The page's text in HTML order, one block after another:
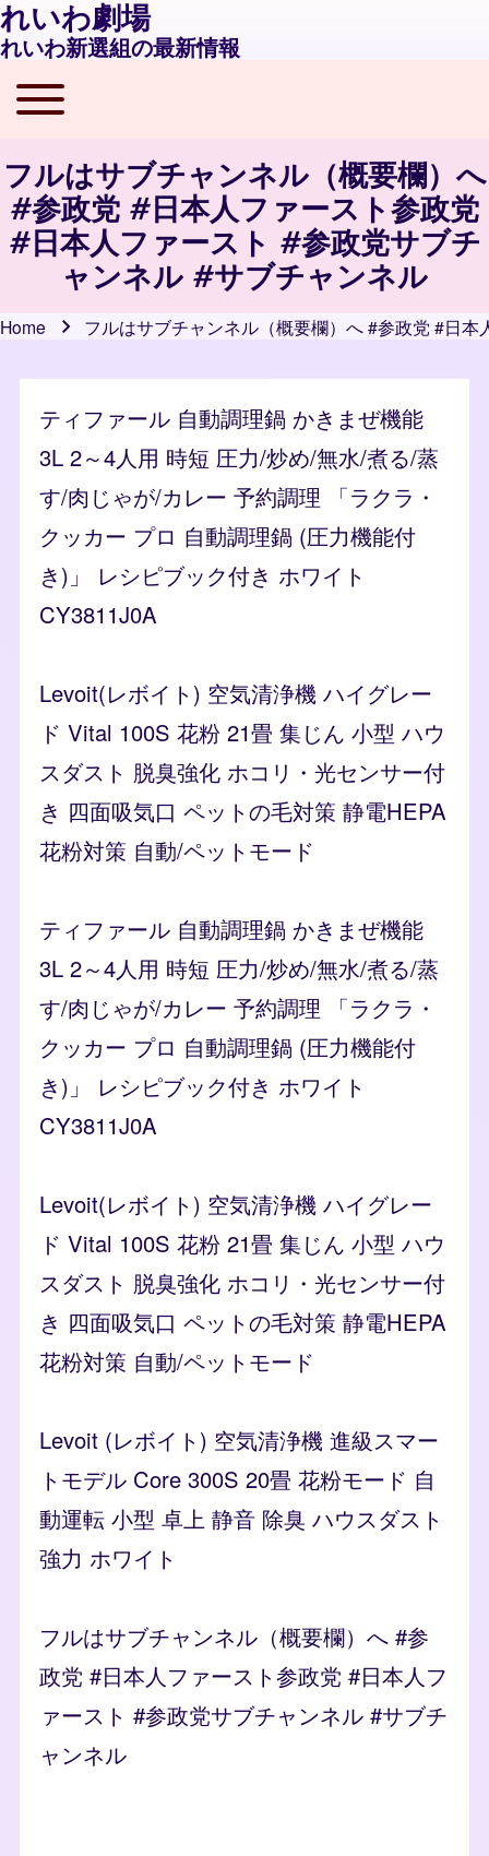
れいわ劇場
れいわ新選組の最新情報
Main navigation
Toggle main menu
フルはサブチャンネル（概要欄）へ
#参政党 #日本人ファースト参政党
#日本人ファースト #参政党サブチ
ャンネル #サブチャンネル
Home フルはサブチャンネル（概要欄）へ #参政党 #日
ティファール 自動調理鍋 かきまぜ機能
3L 2～4人用 時短 圧力/炒め/無水/煮る/蒸
す/肉じゃが/カレー 予約調理 「ラクラ・
クッカー プロ 自動調理鍋 (圧力機能付
き)」 レシピブック付き ホワイト
CY3811J0A
Levoit(レボイト) 空気清浄機 ハイグレー
ド Vital 100S 花粉 21畳 集じん 小型 ハウ
スダスト 脱臭強化 ホコリ・光センサー付
き 四面吸気口 ペットの毛対策 静電HEPA
花粉対策 自動/ペットモード
ティファール 自動調理鍋 かきまぜ機能
3L 2～4人用 時短 圧力/炒め/無水/煮る/蒸
す/肉じゃが/カレー 予約調理 「ラクラ・
クッカー プロ 自動調理鍋 (圧力機能付
き)」 レシピブック付き ホワイト
CY3811J0A
Levoit(レボイト) 空気清浄機 ハイグレー
ド Vital 100S 花粉 21畳 集じん 小型 ハウ
スダスト 脱臭強化 ホコリ・光センサー付
き 四面吸気口 ペットの毛対策 静電HEPA
花粉対策 自動/ペットモード
Levoit (レボイト) 空気清浄機 進級スマー
トモデル Core 300S 20畳 花粉モード 自
動運転 小型 卓上 静音 除臭 ハウスダスト
強力 ホワイト
フルはサブチャンネル（概要欄）へ #参
政党 #日本人ファースト参政党 #日本人フ
ァースト #参政党サブチャンネル #サブチ
ャンネル